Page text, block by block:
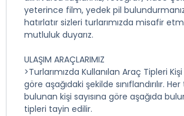
yeterince film, yedek pil
hatırlatır sizleri turlarımızda misafir
mutluluk duyarız.
ULAŞIM ARAÇLARIMIZ
>Turlarımızda Kullanılan Araç Tipleri Kişi
göre aşağıdaki şekilde sınıflandırılır.
bulunan kişi sayısına göre aşağıda
tipleri tayin edilir.